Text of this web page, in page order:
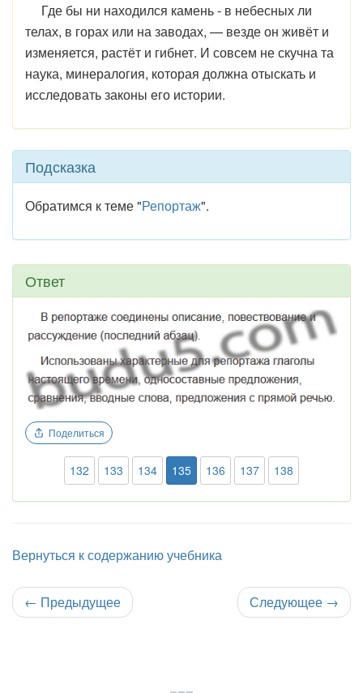
Где бы ни находился камень - в небесных ли
телах, в горах или на заводах, — везде он живёт и
изменяется, растёт и гибнет. И совсем не скучна та
наука, минералогия, которая должна отыскать и
исследовать законы его истории.
Подсказка
Обратимся к теме "Репортаж".
Ответ
Поделиться
132 133 134 135 136 137 138
Вернуться к содержанию учебника
← Предыдущее Следующее →